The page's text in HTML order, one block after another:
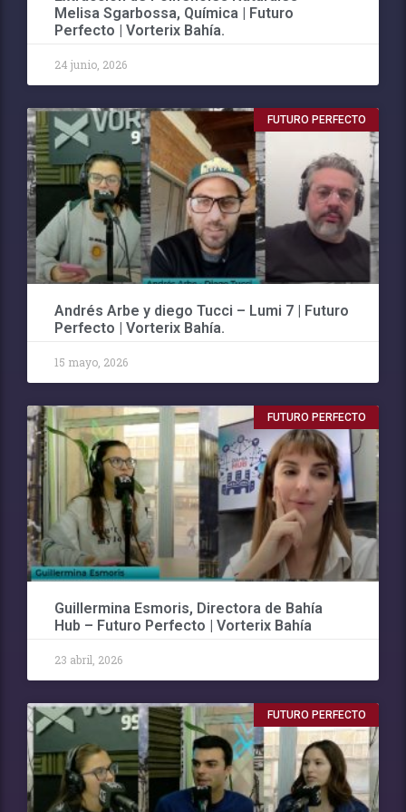
Melisa Sgarbossa, Química | Futuro
Perfecto | Vorterix Bahía.
24 junio, 2026
FUTURO PERFECTO
Andrés Arbe y diego Tucci – Lumi 7 | Futuro
Perfecto | Vorterix Bahía.
15 mayo, 2026
FUTURO PERFECTO
Guillermina Esmoris, Directora de Bahía
Hub – Futuro Perfecto | Vorterix Bahía
23 abril, 2026
FUTURO PERFECTO